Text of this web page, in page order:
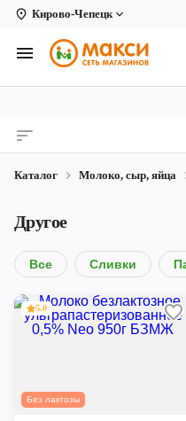
Кирово-Чепецк
Вологда
Архангельск
Киров
Коряжма
Котлас
Новодвинск
Рыбинск
Череповец
Каталог Молоко, сыр, яйца
Другое
Все Сливки
Без лактозы
5.0